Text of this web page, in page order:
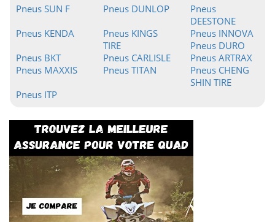
Pneus SUN F Pneus DUNLOP
Pneus
DEESTONE
Pneus KENDA
Pneus KINGS
TIRE
Pneus INNOVA
Pneus DURO
Pneus BKT
Pneus CARLISLE
Pneus ARTRAX
Pneus MAXXIS
Pneus TITAN
Pneus CHENG
SHIN TIRE
Pneus ITP